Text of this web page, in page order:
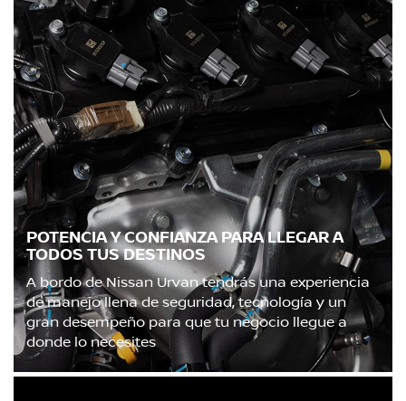
POTENCIA Y CONFIANZA PARA LLEGAR A
TODOS TUS DESTINOS
A bordo de Nissan Urvan tendrás una experiencia
de manejo llena de seguridad, tecnología y un
gran desempeño para que tu negocio llegue a
donde lo necesites